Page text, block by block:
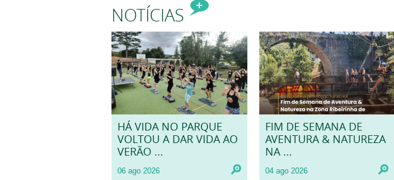
NOTÍCIAS
HÁ VIDA NO PARQUE
VOLTOU A DAR VIDA AO
VERÃO ...
06 ago 2026
FIM DE SEMANA DE
AVENTURA & NATUREZA
NA ...
04 ago 2026